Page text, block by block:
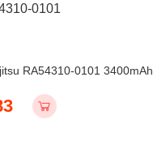
RA54310-0101 3400mAh